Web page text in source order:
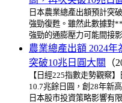
日本農業總產出額預計突
強勁復甦。雖然此數據對
強勁的通膨壓力可能間接
農業總產出額 2024年
突破10兆日圓大關
（
【日經225指數走勢觀察
10.7兆餘日圓，創28年新
日本股市投資策略影響有